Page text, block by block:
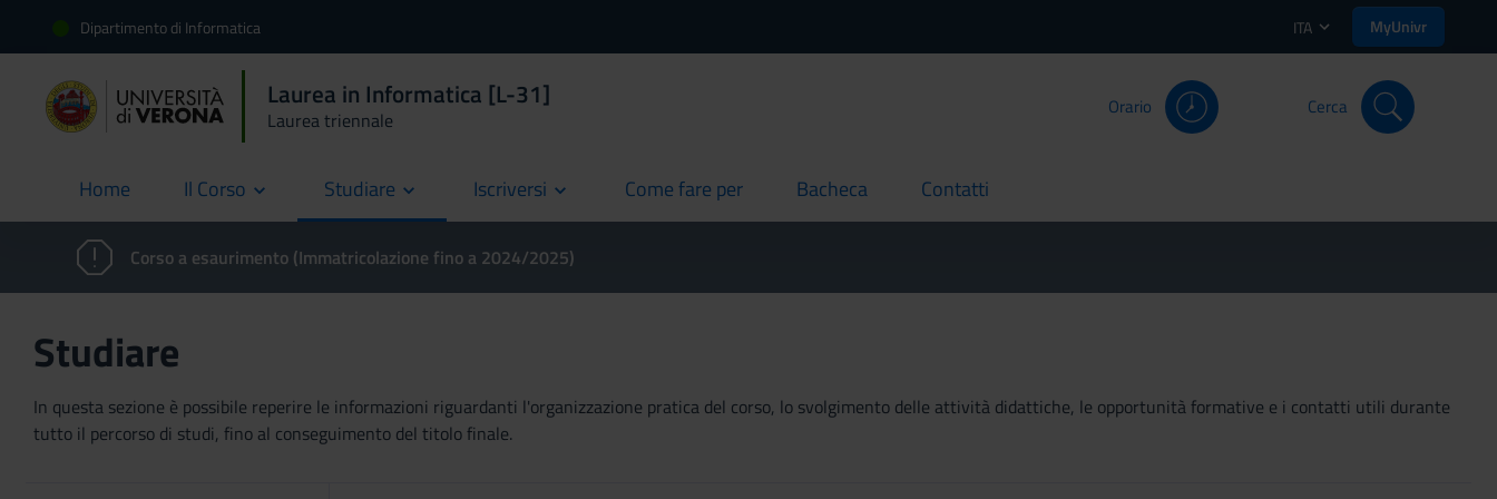
Dipartimento di Informatica ITA MyUnivr
Laurea in Informatica [L-31]
Laurea triennale
Orario Cerca
Home
current Il Corso Studiare Iscriversi Come fare per
current Bacheca
current Contatti
current
Corso a esaurimento (Immatricolazione fino a 2024/2025)
Studiare
In questa sezione è possibile reperire le informazioni riguardanti l'organizzazione pratica del corso, lo svolgimento delle attività didattiche, le opportunità formative e i contatti utili durante
tutto il percorso di studi, fino al conseguimento del titolo finale.